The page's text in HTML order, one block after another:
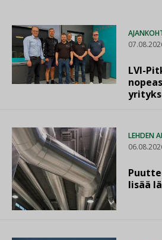
LVI-
LEHDEN
lisää